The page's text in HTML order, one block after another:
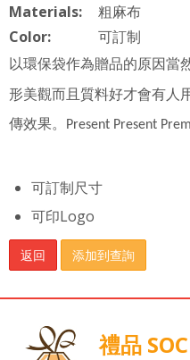
Materials:
粗麻布
Color:
可訂制
以環保袋作為贈品的原因當
形美觀而且質料好才會有人
傳效果。
Present Present
可訂制尺寸
可印Logo
返回 添加到查詢
禮品